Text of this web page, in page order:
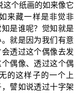
这个纸画的如来像它
来藏一样是非觉非
是谁呢？觉知就是
就是因为我们有意
透过这个偶像去发
偶像、透过这个偶
的这样子的一个上
譬如说透过十字架